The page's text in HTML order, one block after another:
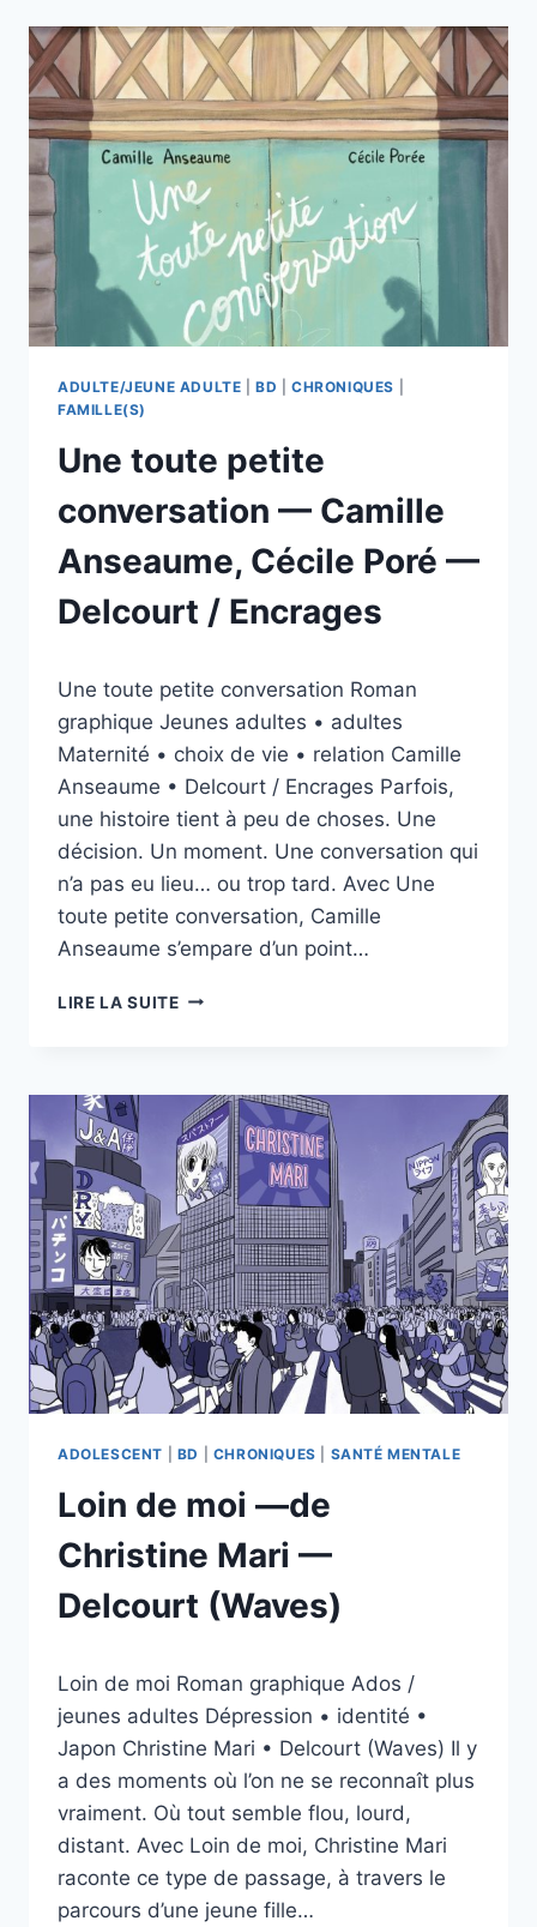
–
TOME
1
:
DEVENIR
PEINTRE
!
—
TSOUNE
—
ILLUSTRATIONS
GAROUSTE
—
ADULTE/JEUNE ADULTE |BD |CHRONIQUES
FAMILLE(S)
Une toute petite
conversation — Camille
Anseaume, Cécile Poré —
Delcourt / Encrages
esther.vernier@gmail.com
Une toute petite conversation Roman
graphique Jeunes adultes • adultes
Maternité • choix de vie • relation Camille
Anseaume • Delcourt / Encrages Parfois,
une histoire tient à peu de choses. Une
décision. Un moment. Une conversation qui
n’a pas eu lieu… ou trop tard. Avec Une
toute petite conversation, Camille
Anseaume s’empare d’un point…
LIRE LA SUITEUNE
—
CAMILLE
ANSEAUME,
CÉCILE
PORÉ
—
DELCOURT
/
ENCRAGES
ADOLESCENT BD CHRONIQUES SANTÉ MENTALE
Loin de moi —de
Christine Mari —
Delcourt (Waves)
esther.vernier@gmail.com
Loin de moi Roman graphique Ados /
jeunes adultes Dépression • identité •
Japon Christine Mari • Delcourt (Waves) Il y
a des moments où l’on ne se reconnaît plus
vraiment. Où tout semble flou, lourd,
distant. Avec Loin de moi, Christine Mari
raconte ce type de passage, à travers le
parcours d’une jeune fille…